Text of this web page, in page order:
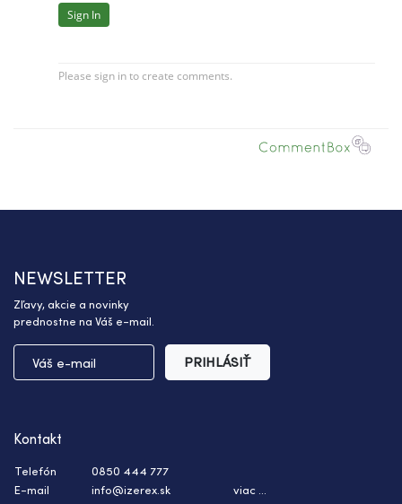
NEWSLETTER
Zľavy, akcie a novinky
prednostne na Váš e-mail.
PRIHLÁSIŤ
Kontakt
Telefón
0850 444 777
E-mail
info@izerex.sk viac ...